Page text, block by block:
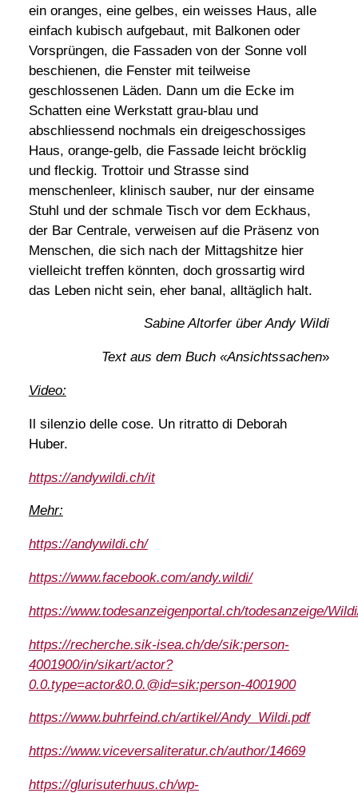
ein oranges, eine gelbes, ein weisses Haus, alle
einfach kubisch aufgebaut, mit Balkonen oder
Vorsprüngen, die Fassaden von der Sonne voll
beschienen, die Fenster mit teilweise
geschlossenen Läden. Dann um die Ecke im
Schatten eine Werkstatt grau-blau und
abschliessend nochmals ein dreigeschossiges
Haus, orange-gelb, die Fassade leicht bröcklig
und fleckig. Trottoir und Strasse sind
menschenleer, klinisch sauber, nur der einsame
Stuhl und der schmale Tisch vor dem Eckhaus,
der Bar Centrale, verweisen auf die Präsenz von
Menschen, die sich nach der Mittagshitze hier
vielleicht treffen könnten, doch grossartig wird
das Leben nicht sein, eher banal, alltäglich halt.
Sabine Altorfer über Andy Wildi
Text aus dem Buch «Ansichtssachen»
Video:
Il silenzio delle cose. Un ritratto di Deborah
Huber.
https://andywildi.ch/it
Mehr:
https://andywildi.ch/
https://www.facebook.com/andy.wildi/
https://www.todesanzeigenportal.ch/todesanzeige/
https://recherche.sik-isea.ch/de/sik:person-
4001900/in/sikart/actor?
0.0.type=actor&0.0.@id=sik:person-4001900
https://www.buhrfeind.ch/artikel/Andy_Wildi.pdf
https://www.viceversaliteratur.ch/author/14669
https://glurisuterhuus.ch/wp-